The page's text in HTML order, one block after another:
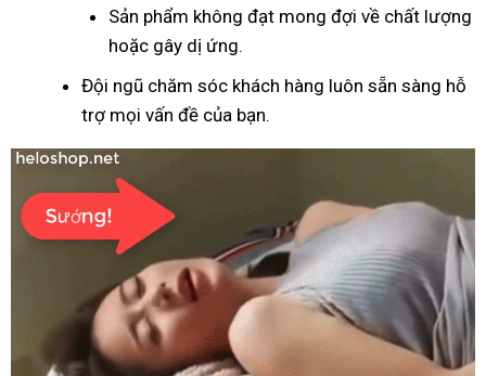
Sản phẩm không đạt mong đợi về chất lượng
hoặc gây dị ứng.
Đội ngũ chăm sóc khách hàng luôn sẵn sàng hỗ
trợ mọi vấn đề của bạn.